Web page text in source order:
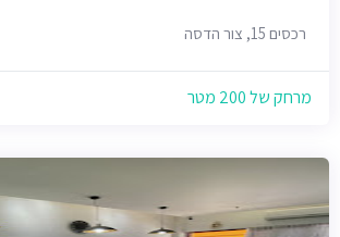
רכסים 15, צור הדסה
מרחק של 200 מטר